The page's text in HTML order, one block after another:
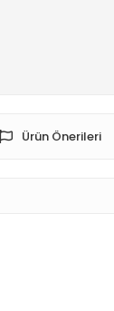
Ürün Önerileri